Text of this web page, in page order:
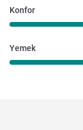
Konfor
Yemek